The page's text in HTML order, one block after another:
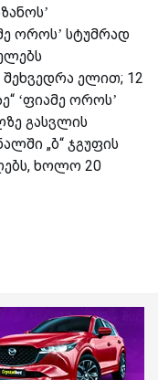
ოროს’ სტუმრად
შეხვედრა ელით; 12
‘ფიამე ოროს’
გასვლის
„ბ“ ჯგუფის
ხოლო 20